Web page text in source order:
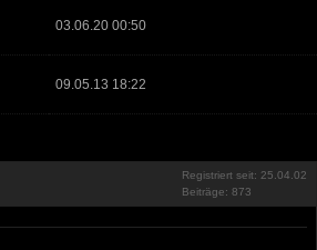
03.06.20 00:50
09.05.13 18:22
Registriert seit: 25.04.02
Beiträge: 873